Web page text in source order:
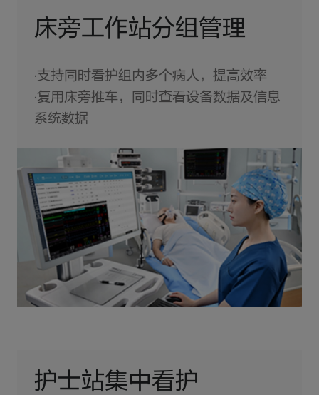
床旁工作站分组管理
·支持同时看护组内多个病人，提高效率
·复用床旁推车，同时查看设备数据及信息
系统数据
护士站集中看护